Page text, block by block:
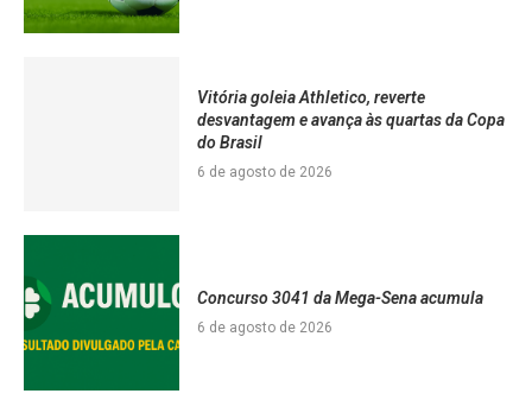
Vitória goleia Athletico, reverte
desvantagem e avança às quartas da Copa
do Brasil
6 de agosto de 2026
Concurso 3041 da Mega-Sena acumula
6 de agosto de 2026